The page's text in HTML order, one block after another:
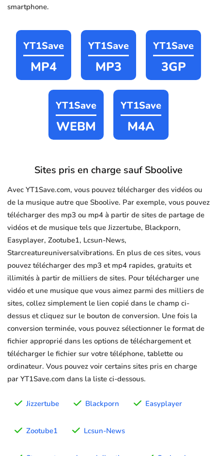
smartphone.
YT1Save
MP4
YT1Save
MP3
YT1Save
3GP
YT1Save
WEBM
YT1Save
M4A
Sites pris en charge sauf Sboolive
Avec YT1Save.com, vous pouvez télécharger des vidéos ou
de la musique autre que Sboolive. Par exemple, vous pouvez
télécharger des mp3 ou mp4 à partir de sites de partage de
vidéos et de musique tels que Jizzertube, Blackporn,
Easyplayer, Zootube1, Lcsun-News,
Starcreatureuniversalvibrations. En plus de ces sites, vous
pouvez télécharger des mp3 et mp4 rapides, gratuits et
illimités à partir de milliers de sites. Pour télécharger une
vidéo et une musique que vous aimez parmi des milliers de
sites, collez simplement le lien copié dans le champ ci-
dessus et cliquez sur le bouton de conversion. Une fois la
conversion terminée, vous pouvez sélectionner le format de
fichier approprié dans les options de téléchargement et
télécharger le fichier sur votre téléphone, tablette ou
ordinateur. Vous pouvez voir certains sites pris en charge
par YT1Save.com dans la liste ci-dessous.
Jizzertube Blackporn Easyplayer
Zootube1 Lcsun-News